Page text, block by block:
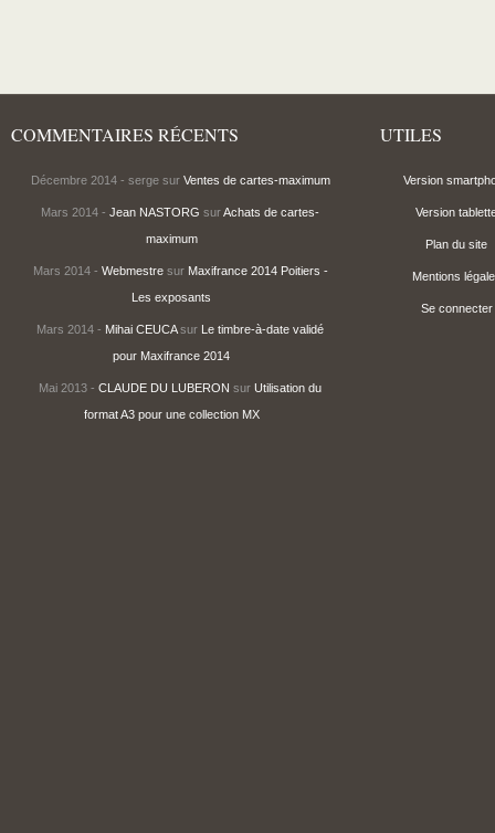
COMMENTAIRES RÉCENTS
Décembre 2014 - serge sur Ventes de cartes-maximum
Mars 2014 - Jean NASTORG surAchats de cartes-
maximum
Mars 2014 - Webmestresur Maxifrance 2014 Poitiers -
Les exposants
Mars 2014 - Mihai CEUCAsur Le timbre-à-date validé
pour Maxifrance 2014
Mai 2013 - CLAUDE DU LUBERON sur Utilisation du
format A3 pour une collection MX
UTILES
Version
Version
Plan du site
Mentions
Se connecter